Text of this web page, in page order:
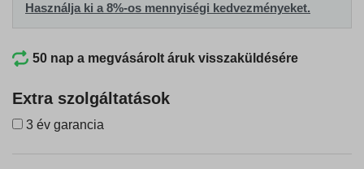
Használja ki a 8%-os mennyiségi kedvezményeket.
50 nap a megvásárolt áruk visszaküldésére
Extra szolgáltatások
3 év garancia